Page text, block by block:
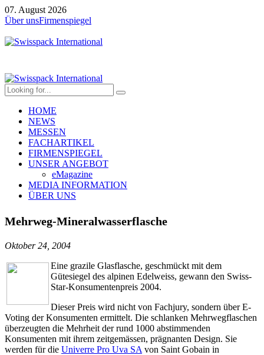
07. August 2026
Über unsFirmenspiegel
HOME
NEWS
MESSEN
FACHARTIKEL
FIRMENSPIEGEL
UNSER ANGEBOT
eMagazine
MEDIA INFORMATION
ÜBER UNS
Mehrweg-Mineralwasserflasche
Oktober 24, 2004
Eine grazile Glasflasche, geschmückt mit dem
Gütesiegel des alpinen Edelweiss, gewann den Swiss-
Star-Konsumentenpreis 2004.
Dieser Preis wird nicht von Fachjury, sondern über E-
Voting der Konsumenten ermittelt. Die schlanken Mehrwegflaschen
überzeugten die Mehrheit der rund 1000 abstimmenden
Konsumenten mit ihrem zeitgemässen, prägnanten Design. Sie
werden für die Univerre Pro Uva SA von Saint Gobain in